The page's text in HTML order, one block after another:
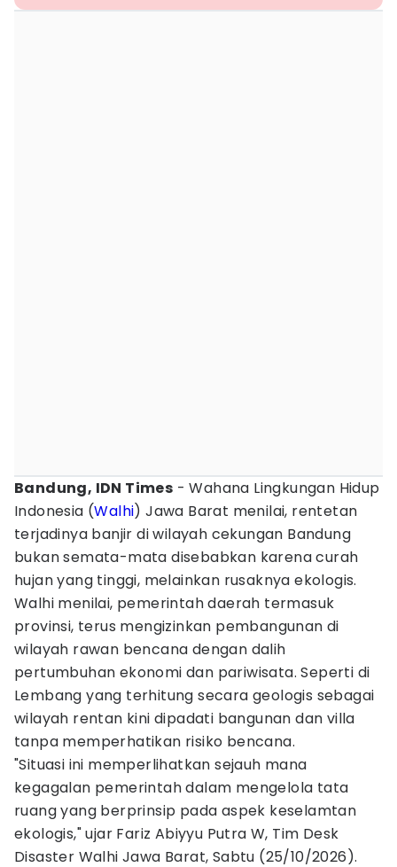
Bandung, IDN Times - Wahana Lingkungan Hidup
Indonesia (Walhi) Jawa Barat menilai, rentetan
terjadinya banjir di wilayah cekungan Bandung
bukan semata-mata disebabkan karena curah
hujan yang tinggi, melainkan rusaknya ekologis.
Walhi menilai, pemerintah daerah termasuk
provinsi, terus mengizinkan pembangunan di
wilayah rawan bencana dengan dalih
pertumbuhan ekonomi dan pariwisata. Seperti di
Lembang yang terhitung secara geologis sebagai
wilayah rentan kini dipadati bangunan dan villa
tanpa memperhatikan risiko bencana.
"Situasi ini memperlihatkan sejauh mana
kegagalan pemerintah dalam mengelola tata
ruang yang berprinsip pada aspek keselamtan
ekologis," ujar Fariz Abiyyu Putra W, Tim Desk
Disaster Walhi Jawa Barat, Sabtu (25/10/2026).